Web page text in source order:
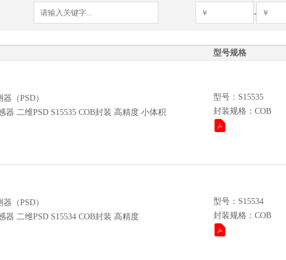
-
型号规格
（PSD）
器 二维PSD S15535 COB封装 高精度 小体积
型号：S15535
封装规格：COB
（PSD）
器 二维PSD S15534 COB封装 高精度
型号：S15534
封装规格：COB